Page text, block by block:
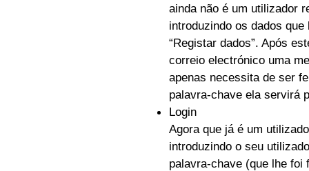
ainda não é um utilizador
introduzindo os dados
“Registar dados”. Após
correio electrónico uma
apenas necessita de ser
palavra-chave ela servirá
Login
Agora que já é um
introduzindo o seu
palavra-chave (que lhe foi